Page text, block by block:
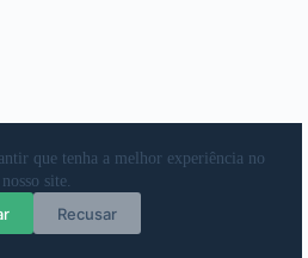
que tenha a melhor experiência no
nosso site.
Recusar